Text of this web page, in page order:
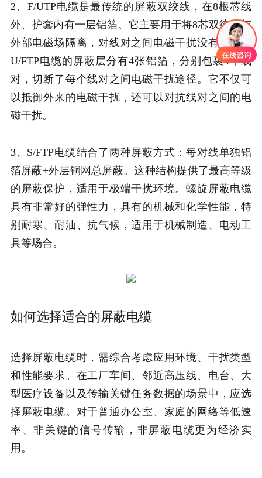
2、F/UTP电缆是最传统的屏蔽双绞线，在8根芯线
外、护套内有一层铝箔。它主要用于将8芯双绞线与
外部电磁场隔离，对线对之间电磁干扰没有作用。
U/FTP电缆的屏蔽层分有4张铝箔，分别包裹4个线
对，切断了每个线对之间电磁干扰途径。它不仅可
以抵御外来的电磁干扰，还可以对抗线对之间的电
磁干扰。
3、S/FTP电缆结合了两种屏蔽方式：每对线单独铝
箔屏蔽+外层铜网总屏蔽。这种结构提供了最高等级
的屏蔽保护，适用于极端干扰环境。螺旋屏蔽电缆
具有非常好的弹性力，具有的机械和化学性能，特
别耐寒、耐油、抗气候，适用于机械制造、电动工
具等场合。
如何选择适合的屏蔽电缆
选择屏蔽电缆时，需综合考虑应用环境、干扰类型
和性能要求。在工厂车间、邻近高压线、电台、大
型医疗设备以及传输关键任务数据的场景中，应选
择屏蔽电缆。对于普通办公室、家庭的网络等低速
率、非关键的信号传输，非屏蔽电缆更为经济实
用。